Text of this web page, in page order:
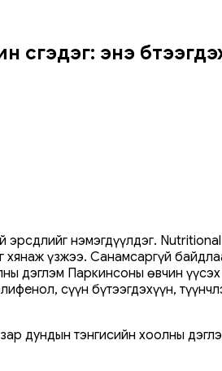
энэ
нэмэгдүүлдэг.
хянаж үзжээ. Санамсаргүй
дэглэм Паркинсоны өвчин
сүүн бүтээгдэхүүн,
дундын тэнгисийн хоолны